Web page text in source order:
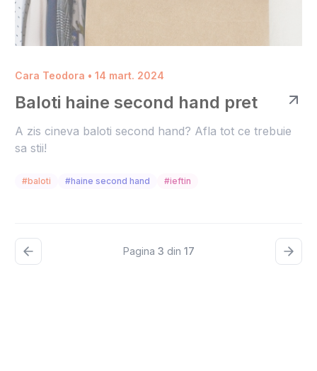
Cara Teodora • 14 mart. 2024
Baloti haine second hand pret
A zis cineva baloti second hand? Afla tot ce trebuie
sa stii!
#baloti #haine second hand #ieftin
Pagina 3 din 17